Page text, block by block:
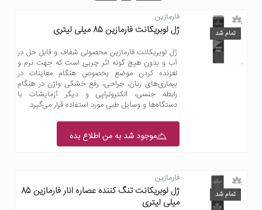
تمام شد
فارمازین
ژل لوبریکانت فارمازین 85 میلی لیتری
ژل لوبریکانت فارمازین محصولی شفاف و قابل حل در
آب و بدون هیچ گونه اثر چربی است که جهت نرم و
لغزنده کردن موضع بخصوص هنگام معاینات در
بیماری‌های زنان، جراحی، رفع خشکی واژن در هنگام
رابطه جنسی، الکتروتراپی و دیگر آزمایشات با
دستگاه‌ها و وسایل طبی مورد استفاده قرار می‌گیرد.
موجود شد به من اطلاع بده
تمام شد
فارمازین
ژل لوبریکانت تنگ کننده عصاره انار فارمازین 85
میلی لیتری